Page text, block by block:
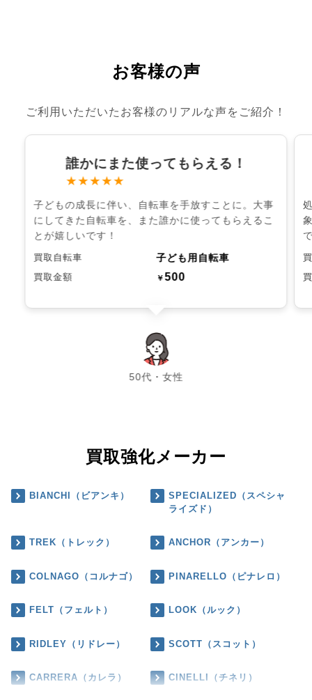
お客様の声
ご利用いただいたお客様のリアルな声をご紹介！
誰かにまた使ってもらえる！
★★★★★
子どもの成長に伴い、自転車を手放すことに。大事
にしてきた自転車を、また誰かに使ってもらえるこ
とが嬉しいです！
買取自転車 子ども用自転車
買取金額 ￥500
50代・女性
chevron_left chevron_right
買取強化メーカー
BIANCHI（ビアンキ）
SPECIALIZED（スペシャ
ライズド）
TREK（トレック） ANCHOR（アンカー）
COLNAGO（コルナゴ） PINARELLO（ピナレロ）
FELT（フェルト） LOOK（ルック）
RIDLEY（リドレー） SCOTT（スコット）
CARRERA（カレラ） CINELLI（チネリ）